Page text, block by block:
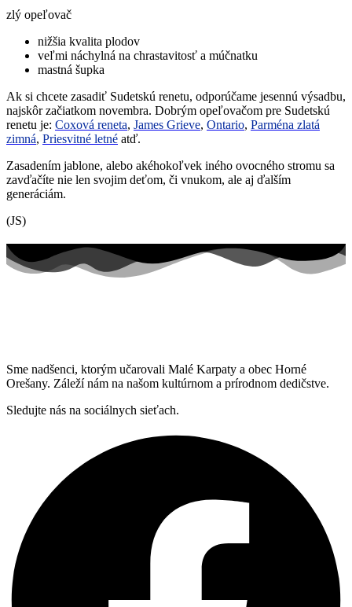
zlý opeľovač
nižšia kvalita plodov
veľmi náchylná na chrastavitosť a múčnatku
mastná šupka
Ak si chcete zasadiť Sudetskú renetu, odporúčame jesennú výsadbu,
najskôr začiatkom novembra. Dobrým opeľovačom pre Sudetskú
renetu je: Coxová reneta, James Grieve, Ontario, Parména zlatá
zimná, Priesvitné letné atď.
Zasadením jablone, alebo akéhokoľvek iného ovocného stromu sa
zavďačíte nie len svojim deťom, či vnukom, ale aj ďalším
generáciám.
(JS)
Sme nadšenci, ktorým učarovali Malé Karpaty a obec Horné
Orešany. Záleží nám na našom kultúrnom a prírodnom dedičstve.
Sledujte nás na sociálnych sieťach.